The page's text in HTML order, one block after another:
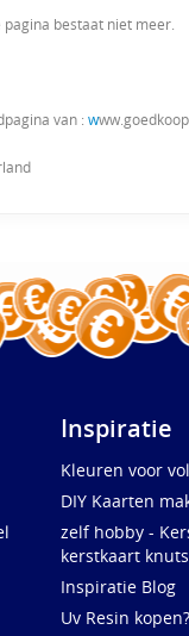
bestaat niet meer.
van : w
Inspiratie
Kleuren voor
DIY Kaarten
zelf hobby -
kerstkaart
Inspiratie Blog
Uv Resin kopen?